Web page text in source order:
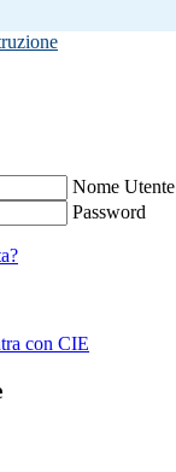
Nome Utente
Password
con CIE